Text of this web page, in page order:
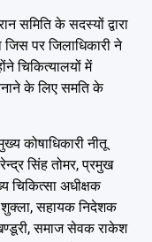
समिति के सदस्यों द्वारा
पर जिलाधिकारी ने
चिकित्यालयों में
के लिए समति के
कोषाधिकारी नीतू
सिंह तोमर, प्रमुख
चिकित्सा अधीक्षक
शुक्ला, सहायक निदेशक
खण्डूरी, समाज सेवक राकेश